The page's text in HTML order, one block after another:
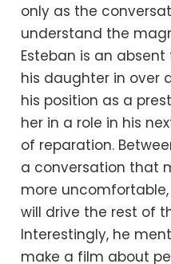
only as the
understand the
Esteban is an
his daughter in over
his position as a
her in a role in his
of reparation.
a conversation that
more
will drive the rest of
Interestingly, he
make a film about